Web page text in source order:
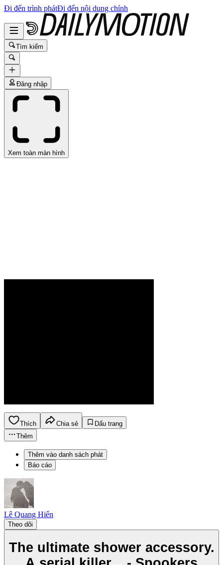
Đi đến trình phátĐi đến nội dung chính
Tìm kiếm
Đăng nhập
Xem toàn màn hình
Thích Chia sẻ
Dấu trang
Thêm
Thêm vào danh sách phát
Báo cáo
Lê Quang Hiến
Theo dõi
The ultimate shower accessory.